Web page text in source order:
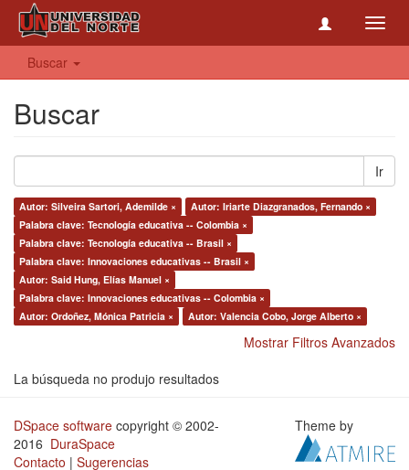
Buscar
Buscar
Ir
Autor: Silveira Sartori, Ademilde ×
Autor: Iriarte Diazgranados, Fernando ×
Palabra clave: Tecnología educativa -- Colombia ×
Palabra clave: Tecnología educativa -- Brasil ×
Palabra clave: Innovaciones educativas -- Brasil ×
Autor: Said Hung, Elías Manuel ×
Palabra clave: Innovaciones educativas -- Colombia ×
Autor: Ordoñez, Mónica Patricia ×
Autor: Valencia Cobo, Jorge Alberto ×
Mostrar Filtros Avanzados
La búsqueda no produjo resultados
DSpace software copyright © 2002-
2016 DuraSpace
Contacto | Sugerencias
Theme by